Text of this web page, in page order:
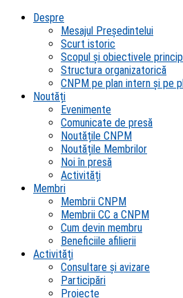
Despre
Mesajul Președintelui
Scurt istoric
Scopul şi obiectivele
Structura organizatorică
CNPM pe plan intern şi pe
Noutăți
Evenimente
Comunicate de presă
Noutățile CNPM
Noutățile Membrilor
Noi în presă
Activități
Membri
Membrii CNPM
Membrii CC a CNPM
Cum devin membru
Beneficiile afilierii
Activități
Consultare și avizare
Participări
Proiecte